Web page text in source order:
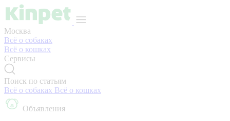
Москва
Всё о собаках
Всё о кошках
Сервисы
Поиск по статьям
Всё о собаках Всё о кошках
Объявления